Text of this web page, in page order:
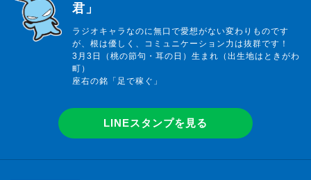
君」
ラジオキャラなのに無口で愛想がない変わりものです
が、根は優しく、コミュニケーション力は抜群です！
3月3日（桃の節句・耳の日）生まれ（出生地はときがわ
町）
座右の銘「足で稼ぐ」
LINEスタンプを見る